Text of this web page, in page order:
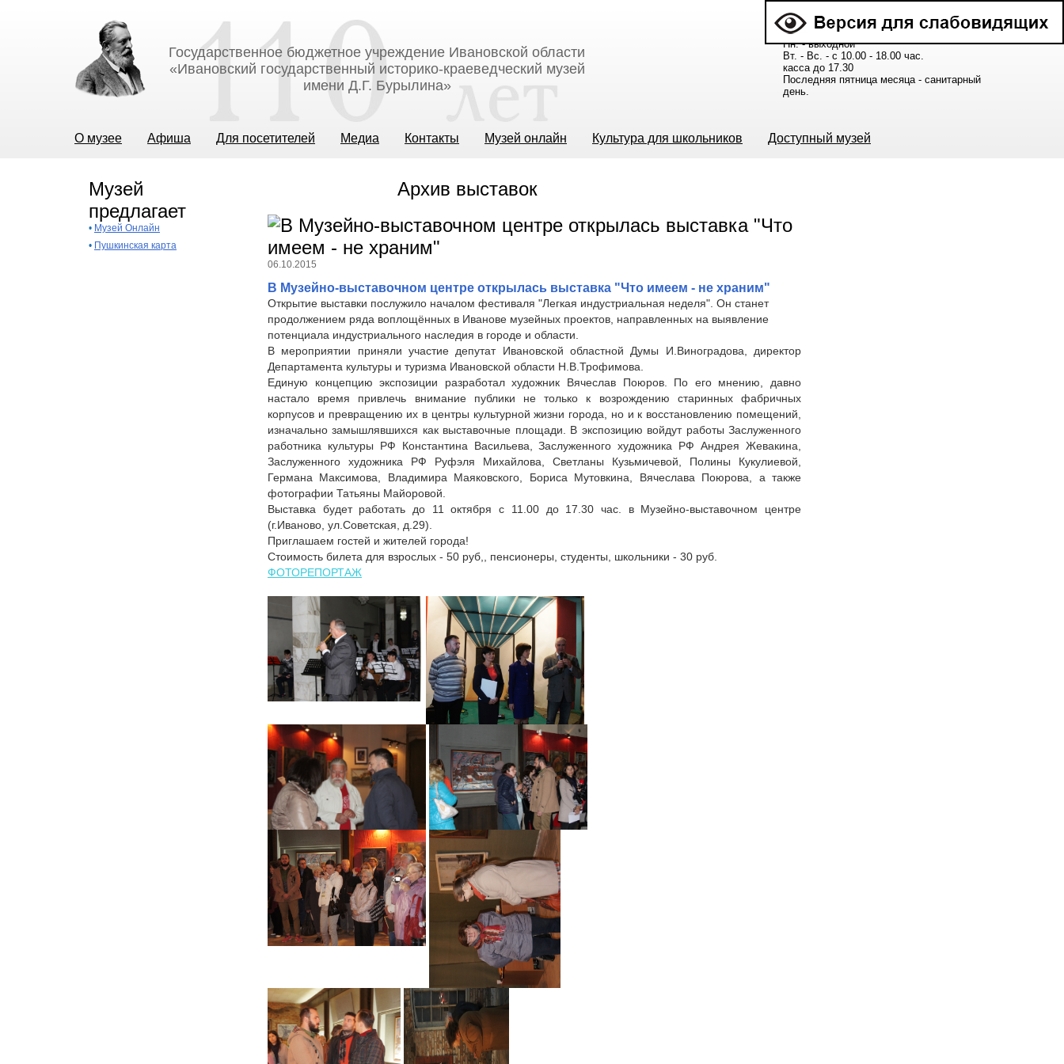
Государственное бюджетное учреждение Ивановской области
«Ивановский государственный историко-краеведческий музей
имени Д.Г. Бурылина»
Расписание работы музея:
Пн. - выходной
Вт. - Вс. - с 10.00 - 18.00 час.
касса до 17.30
Последняя пятница месяца - санитарный
день.
О музее Афиша Для посетителей Медиа Контакты Музей онлайн Культура для школьников Доступный музей
Музей
предлагает
• Музей Онлайн
• Пушкинская карта
Архив выставок
06.10.2015
В Музейно-выставочном центре открылась выставка "Что имеем - не храним"
Открытие выставки послужило началом фестиваля "Легкая индустриальная неделя". Он станет
продолжением ряда воплощённых в Иванове музейных проектов, направленных на выявление
потенциала индустриального наследия в городе и области.
В мероприятии приняли участие депутат Ивановской областной Думы И.Виноградова, директор
Департамента культуры и туризма Ивановской области Н.В.Трофимова.
Единую концепцию экспозиции разработал художник Вячеслав Поюров. По его мнению, давно
настало время привлечь внимание публики не только к возрождению старинных фабричных
корпусов и превращению их в центры культурной жизни города, но и к восстановлению помещений,
изначально замышлявшихся как выставочные площади. В экспозицию войдут работы Заслуженного
работника культуры РФ Константина Васильева, Заслуженного художника РФ Андрея Жевакина,
Заслуженного художника РФ Руфэля Михайлова, Светланы Кузьмичевой, Полины Кукулиевой,
Германа Максимова, Владимира Маяковского, Бориса Мутовкина, Вячеслава Поюрова, а также
фотографии Татьяны Майоровой.
Выставка будет работать до 11 октября с 11.00 до 17.30 час. в Музейно-выставочном центре
(г.Иваново, ул.Советская, д.29).
Приглашаем гостей и жителей города!
Стоимость билета для взрослых - 50 руб,, пенсионеры, студенты, школьники - 30 руб.
ФОТОРЕПОРТАЖ